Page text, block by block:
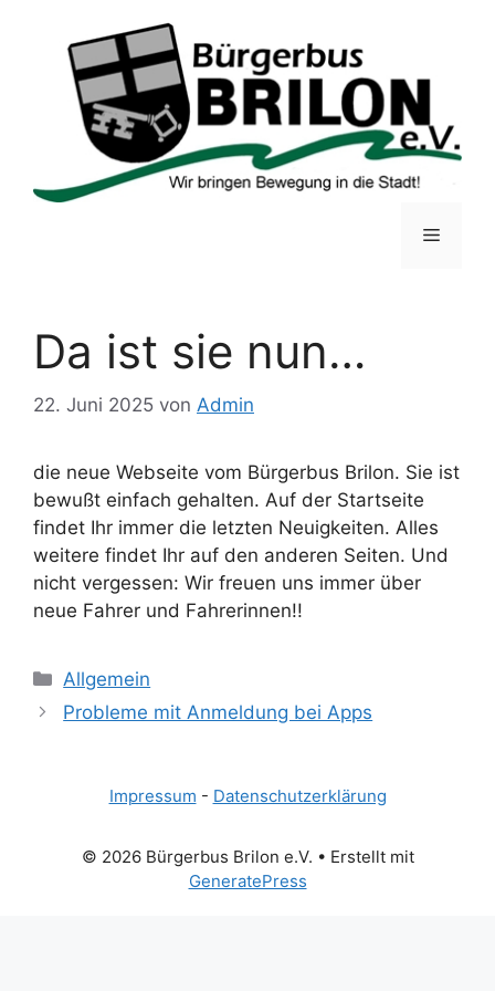
springen
Menü
Da ist sie nun…
22. Juni 2025 von Admin
die neue Webseite vom Bürgerbus Brilon. Sie ist
bewußt einfach gehalten. Auf der Startseite
findet Ihr immer die letzten Neuigkeiten. Alles
weitere findet Ihr auf den anderen Seiten. Und
nicht vergessen: Wir freuen uns immer über
neue Fahrer und Fahrerinnen!!
Kategorien
Allgemein
Probleme mit Anmeldung bei Apps
Impressum - Datenschutzerklärung
© 2026 Bürgerbus Brilon e.V. • Erstellt mit
GeneratePress